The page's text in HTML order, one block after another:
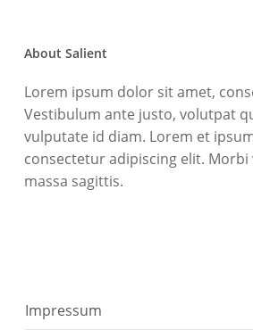
About Salient
Lorem ipsum dolor sit amet,
Vestibulum ante justo, volutpat
vulputate id diam. Lorem et
consectetur adipiscing elit. Morbi
massa sagittis.
Impressum